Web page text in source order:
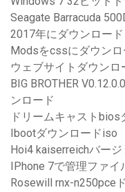
Seagate Barracuda
2017年にダウンロー
Modsをcssにダウン
ウェブサイトダウンロ
BIG BROTHER
ンロード
ドリームキャストbios
Ibootダウンロードiso
Hoi4 kaiserreichバー
IPhone 7で管理ファ
Rosewill rnx-n250pce